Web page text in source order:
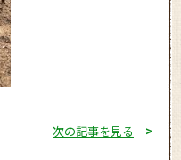
次の記事を見る >